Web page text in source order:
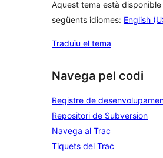
Aquest tema està disponible
següents idiomes: English
Traduïu el tema
Navega pel codi
Registre de
Repositori de Subversion
Navega al Trac
Tiquets del Trac